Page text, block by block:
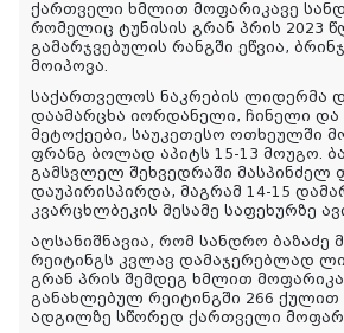
ქართველი ხმლით მოფარიკავე
რომელიც ტუნისის გრან პრის 2023
გამარჯვებულის რანგში ეწვია,
მოიპოვა.
საქართველოს ნაკრების ლიდერმა
დაამარცხა იორდანელი, ჩინელი და
მეტოქეები, საუკეთესო ოთხეულში
ფრანგ ბოლად აპიტს 15-13 მოუგო.
გამსვლელ შეხვედრაში მასპინძელ
დაუპირისპირდა, მაგრამ 14-15
კვარცხლბეკის მესამე საფეხურზე
აღსანიშნავია, რომ სანდრო ბაზაძე
რეიტინგს კვლავ დამაჯერებლად
გრან პრის შემდეგ ხმლით
განახლებულ რეიტინგში 266 ქულით
ადგილზე სწორედ ქართველი